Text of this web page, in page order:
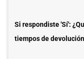
Si respondiste 'Sí':
tiempos de